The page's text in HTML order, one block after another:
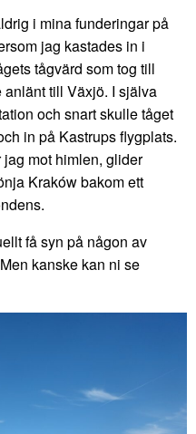
i mina funderingar på
jag kastades in i
tågvärd som tog till
till Växjö. I själva
och snart skulle tåget
in på Kastrups flygplats.
mot himlen, glider
Kraków bakom ett
få syn på någon av
kanske kan ni se